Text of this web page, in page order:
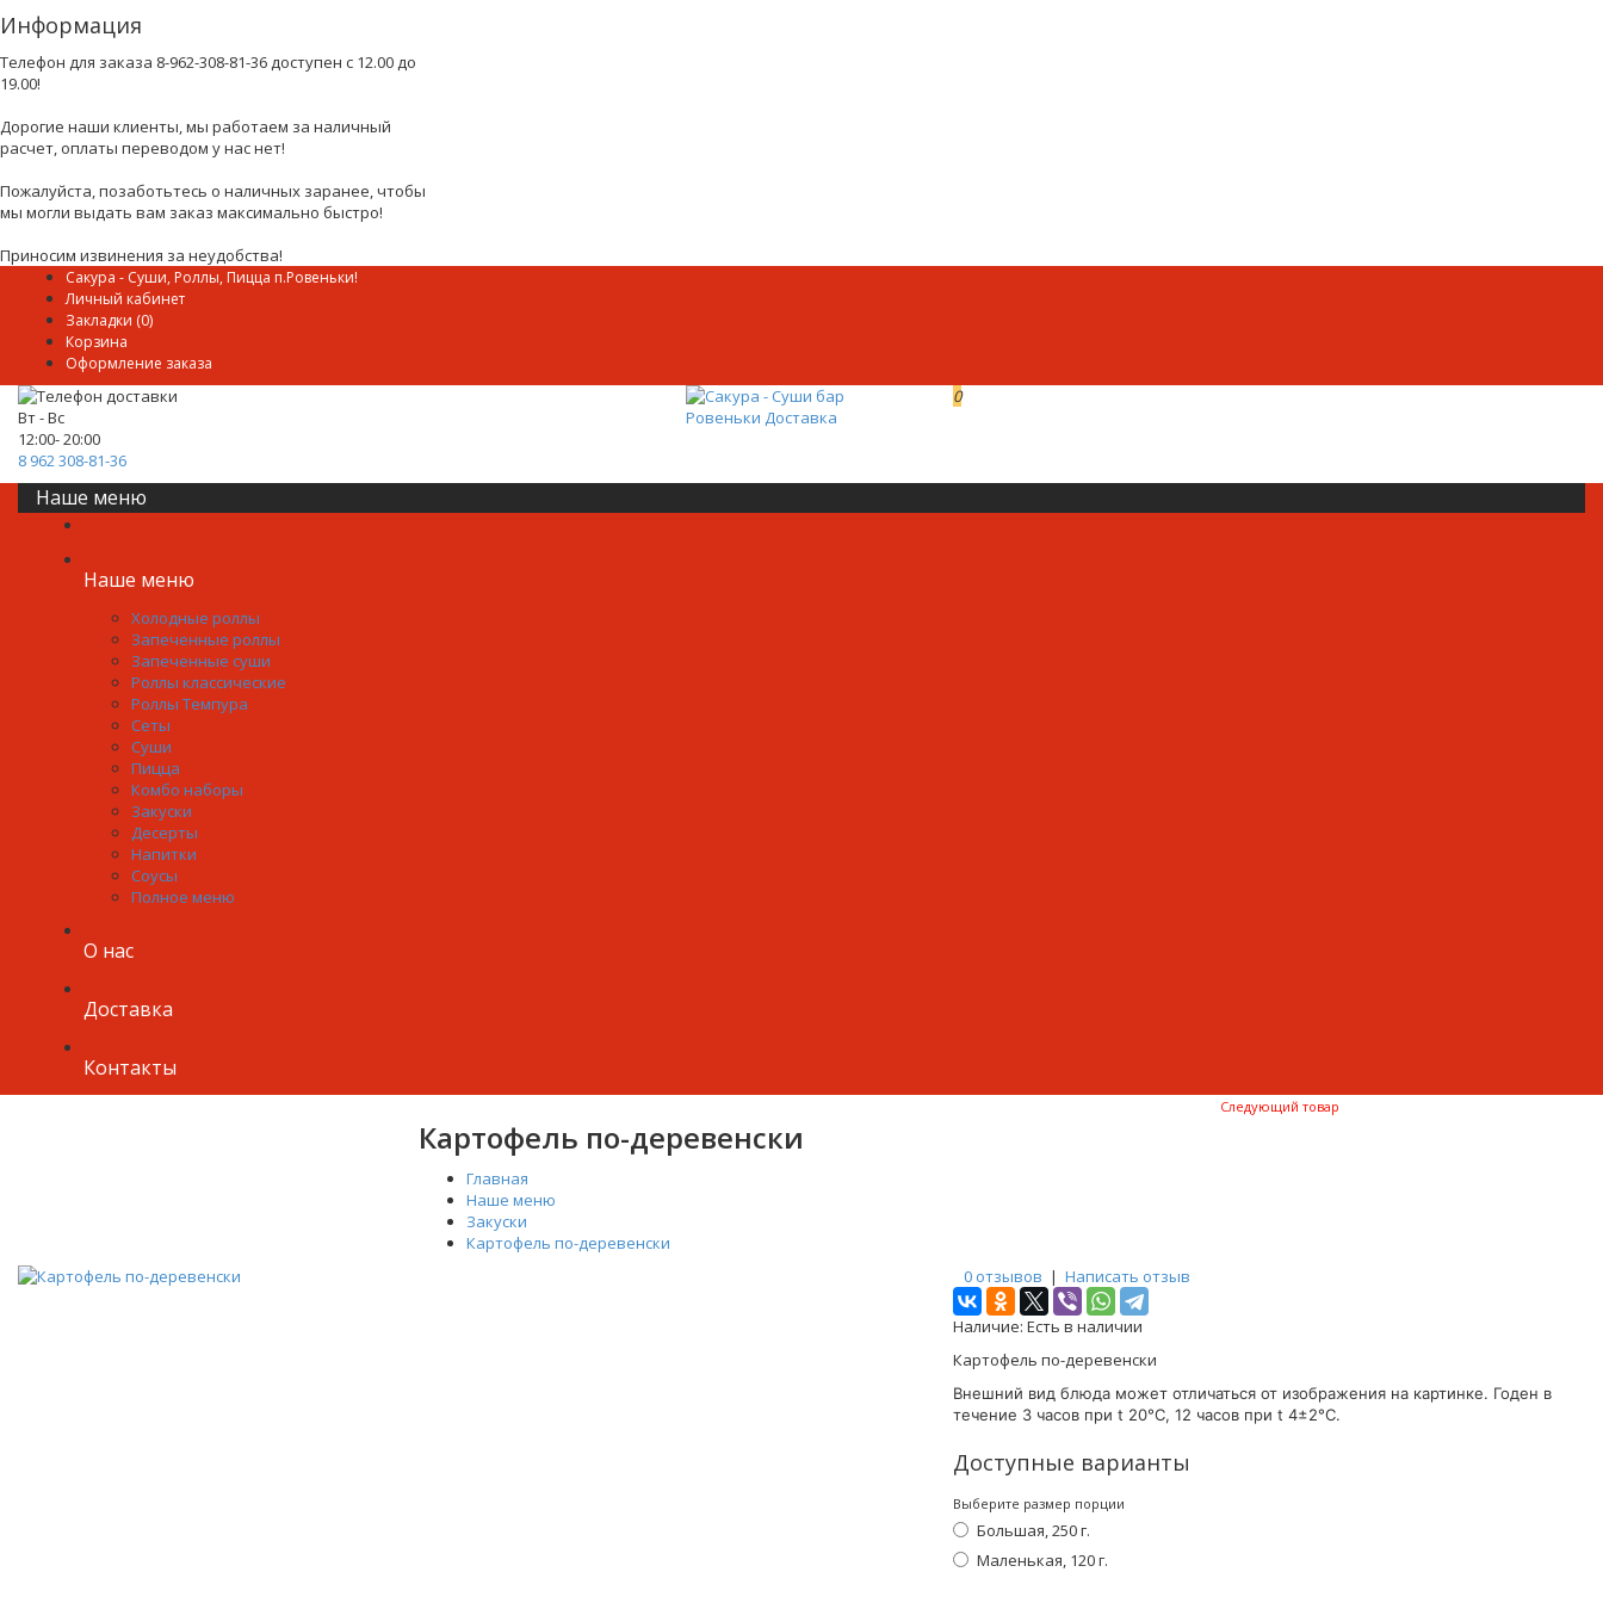
Информация
Телефон для заказа 8-962-308-81-36 доступен с 12.00 до
19.00!
Дорогие наши клиенты, мы работаем за наличный
расчет, оплаты переводом у нас нет!
Пожалуйста, позаботьтесь о наличных заранее, чтобы
мы могли выдать вам заказ максимально быстро!
Приносим извинения за неудобства!
Сакура - Суши, Роллы, Пицца п.Ровеньки!
Личный кабинет
Закладки (0)
Корзина
Оформление заказа
Вт - Вс
12:00- 20:00
8 962 308-81-36
0
Наше меню
Наше меню
Холодные роллы
Запеченные роллы
Запеченные суши
Роллы классические
Роллы Темпура
Сеты
Суши
Пицца
Комбо наборы
Закуски
Десерты
Напитки
Соусы
Полное меню
О нас
Доставка
Контакты
Картофель по-деревенски
Главная
Наше меню
Закуски
Картофель по-деревенски
Следующий товар
0 отзывов | Написать отзыв
Наличие: Есть в наличии
Картофель по-деревенски
Внешний вид блюда может отличаться от изображения на картинке. Годен в
течение 3 часов при t 20°C, 12 часов при t 4±2°C.
Доступные варианты
Выберите размер порции
Большая, 250 г.
Маленькая, 120 г.